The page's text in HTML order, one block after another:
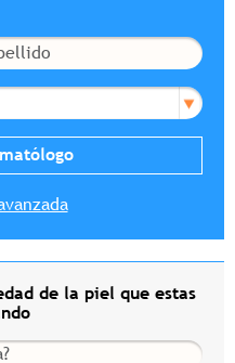
de la piel que estas